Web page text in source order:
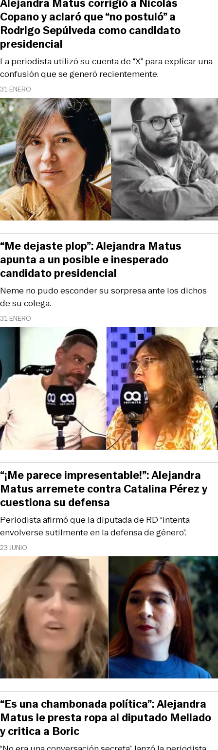
31 ENERO
La periodista utilizó su cuenta de “X” para explicar una
confusión que se generó recientemente.
Alejandra Matus corrigió a Nicolás
Copano y aclaró que “no postuló” a
Rodrigo Sepúlveda como candidato
presidencial
31 ENERO
Neme no pudo esconder su sorpresa ante los dichos
de su colega.
“Me dejaste plop”: Alejandra Matus
apunta a un posible e inesperado
candidato presidencial
23 JUNIO
Periodista afirmó que la diputada de RD “intenta
envolverse sutilmente en la defensa de género”.
“¡Me parece impresentable!”: Alejandra
Matus arremete contra Catalina Pérez y
cuestiona su defensa
“Es una chambonada política”: Alejandra
Matus le presta ropa al diputado Mellado
y critica a Boric